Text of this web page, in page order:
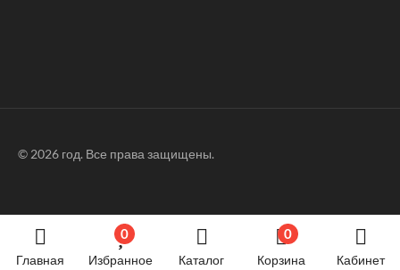
Главная
0
Избранное Каталог
0
Корзина Кабинет
© 2026 год. Все права защищены.